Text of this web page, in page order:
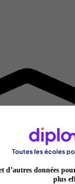
d’autres données
plus